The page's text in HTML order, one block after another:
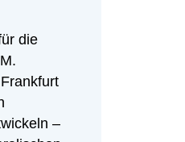
Geld
man
die
–
da!
zu